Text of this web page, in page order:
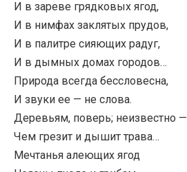
И в зареве грядковых ягод,
И в нимфах заклятых прудов,
И в палитре сияющих радуг,
И в дымных домах городов…
Природа всегда бессловесна,
И звуки ее — не слова.
Деревьям, поверь; неизвестно —
Чем грезит и дышит трава…
Мечтанья алеющих ягод